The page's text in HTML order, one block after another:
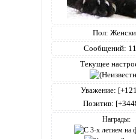
Пол:
Сообщений:
Текущее
Уважение:
Позитив:
Награды: